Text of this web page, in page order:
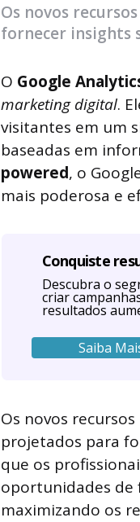
Os novos
fornecer insights
O Google
marketing digital.
visitantes em um
baseadas em
powered, o
mais poderosa e
Conquiste
Descubra o
criar
resultados
Saiba
Os novos
projetados para
que os
oportunidades de
maximizando os